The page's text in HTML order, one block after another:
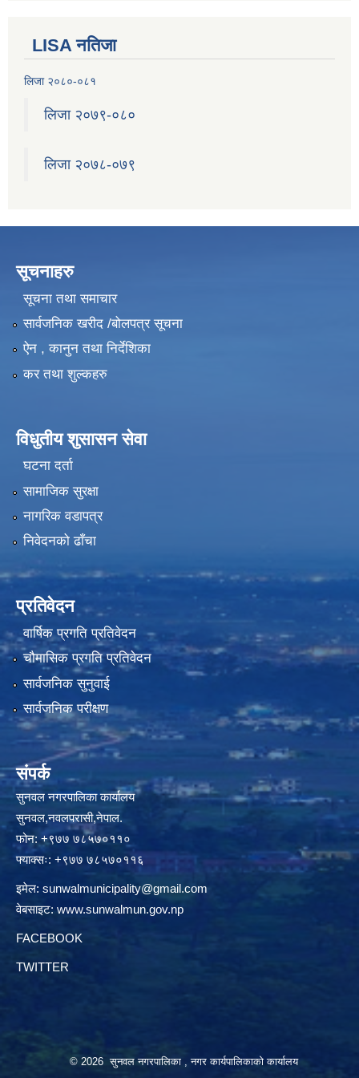
LISA नतिजा
लिजा २०८०-०८१
लिजा २०७९-०८०
लिजा २०७८-०७९
सूचनाहरु
सूचना तथा समाचार
सार्वजनिक खरीद /बोलपत्र सूचना
ऐन , कानुन तथा निर्देशिका
कर तथा शुल्कहरु
विधुतीय शुसासन सेवा
घटना दर्ता
सामाजिक सुरक्षा
नागरिक वडापत्र
निवेदनको ढाँचा
प्रतिवेदन
वार्षिक प्रगति प्रतिवेदन
चौमासिक प्रगति प्रतिवेदन
सार्वजनिक सुनुवाई
सार्वजनिक परीक्षण
संपर्क
सुनवल नगरपालिका कार्यालय
सुनवल,नवलपरासी,नेपाल.
फोन: +९७७ ७८५७०११०
फ्याक्सः: +९७७ ७८५७०११६
इमेल: sunwalmunicipality@gmail.com
वेबसाइट: www.sunwalmun.gov.np
FACEBOOK
TWITTER
© 2026 सुनवल नगरपालिका , नगर कार्यपालिकाको कार्यालय